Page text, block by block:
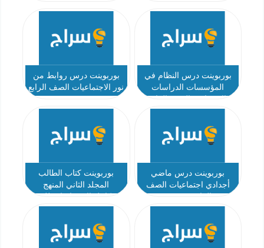
الرابع
بوربوينت درس النظام في
المؤسسات الدراسات
بوربوينت درس روابط من
نور الاجتماعيات الصف الرابع
بوربوينت درس ماضي
أجدادي اجتماعيات الصف
بوربوينت كتاب الطالب
المجلد الثاني المنهج
الرابع